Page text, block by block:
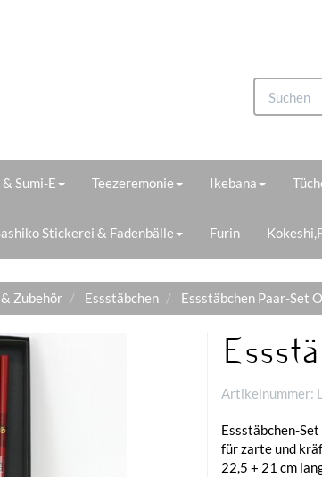
Sumi-E Teezeremonie Ikebana
Stickerei & Fadenbälle Furin
Zubehör Essstäbchen Essstäbchen Paar-Set
Artikelnummer:
Essstäbchen-
für zarte und
22,5 + 21 cm